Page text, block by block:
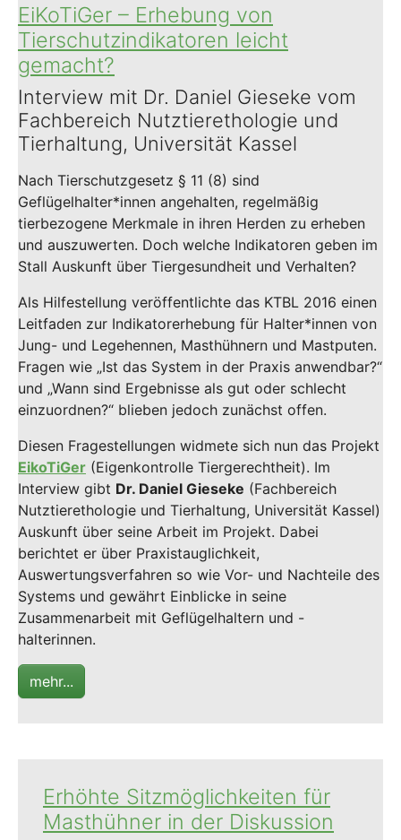
EiKoTiGer – Erhebung von
Tierschutzindikatoren leicht
gemacht?
Interview mit Dr. Daniel Gieseke vom
Fachbereich Nutztierethologie und
Tierhaltung, Universität Kassel
Nach Tierschutzgesetz § 11 (8) sind
Geflügelhalter*innen angehalten, regelmäßig
tierbezogene Merkmale in ihren Herden zu erheben
und auszuwerten. Doch welche Indikatoren geben im
Stall Auskunft über Tiergesundheit und Verhalten?
Als Hilfestellung veröffentlichte das KTBL 2016 einen
Leitfaden zur Indikatorerhebung für Halter*innen von
Jung- und Legehennen, Masthühnern und Mastputen.
Fragen wie „Ist das System in der Praxis anwendbar?“
und „Wann sind Ergebnisse als gut oder schlecht
einzuordnen?“ blieben jedoch zunächst offen.
Diesen Fragestellungen widmete sich nun das Projekt
EikoTiGer (Eigenkontrolle Tiergerechtheit). Im
Interview gibt Dr. Daniel Gieseke (Fachbereich
Nutztierethologie und Tierhaltung, Universität Kassel)
Auskunft über seine Arbeit im Projekt. Dabei
berichtet er über Praxistauglichkeit,
Auswertungsverfahren so wie Vor- und Nachteile des
Systems und gewährt Einblicke in seine
Zusammenarbeit mit Geflügelhaltern und -
halterinnen.
mehr...
Erhöhte Sitzmöglichkeiten für
Masthühner in der Diskussion